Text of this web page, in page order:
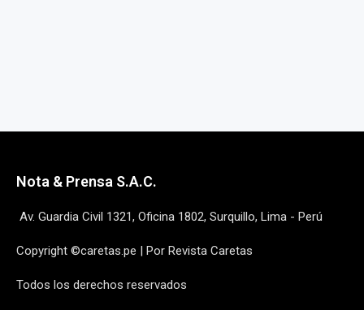
Nota & Prensa S.A.C.
Av. Guardia Civil 1321, Oficina 1802, Surquillo, Lima - Perú
Copyright ©caretas.pe | Por Revista Caretas
Todos los derechos reservados